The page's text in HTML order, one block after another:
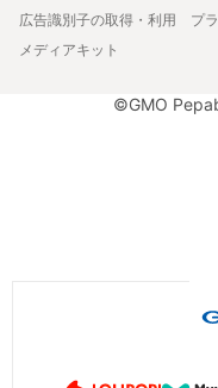
広告識別子の取得・利用
プ
メディアキット
©GMO